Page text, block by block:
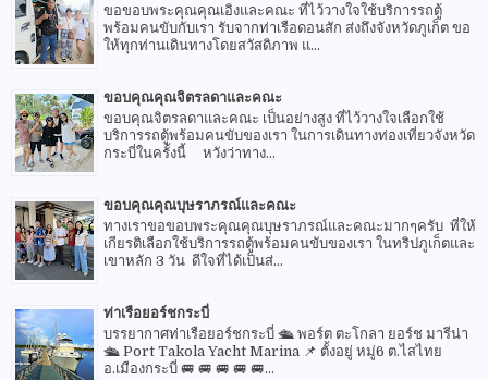
ขอขอบพระคุณคุณเอิงและคณะ ที่ไว้วางใจใช้บริการรถตู้
พร้อมคนขับกับเรา รับจากท่าเรือดอนสัก ส่งถึงจังหวัดภูเก็ต ขอ
ให้ทุกท่านเดินทางโดยสวัสดิภาพ แ...
ขอบคุณคุณจิตรลดาและคณะ
ขอบคุณจิตรลดาและคณะ เป็นอย่างสูง ที่ไว้วางใจเลือกใช้
บริการรถตู้พร้อมคนขับของเรา ในการเดินทางท่องเที่ยวจังหวัด
กระบี่ในครั้งนี้ หวังว่าทาง...
ขอบคุณคุณบุษราภรณ์และคณะ
ทางเราขอขอบพระคุณคุณบุษราภรณ์และคณะมากๆครับ ที่ให้
เกียรติเลือกใช้บริการรถตู้พร้อมคนขับของเรา ในทริปภูเก็ตและ
เขาหลัก 3 วัน ดีใจที่ได้เป็นส่...
ท่าเรือยอร์ชกระบี่
บรรยากาศท่าเรือยอร์ชกระบี่ 🛳 พอร์ต ตะโกลา ยอร์ช มารีน่า
🛳 Port Takola Yacht Marina 📌 ตั้งอยู่ หมู่6 ต.ไสไทย
อ.เมืองกระบี่ 🚐 🚐 🚐 🚐 🚐...